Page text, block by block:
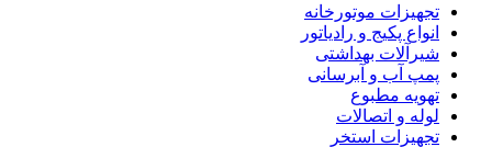
تجهیزات موتورخانه
انواع پکیج و رادیاتور
شیرآلات بهداشتی
پمپ آب و آبرسانی
تهویه مطبوع
لوله و اتصالات
تجهیزات استخر